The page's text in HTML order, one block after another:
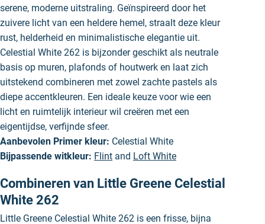
serene, moderne uitstraling. Geïnspireerd door het
zuivere licht van een heldere hemel, straalt deze kleur
rust, helderheid en minimalistische elegantie uit.
Celestial White 262 is bijzonder geschikt als neutrale
basis op muren, plafonds of houtwerk en laat zich
uitstekend combineren met zowel zachte pastels als
diepe accentkleuren. Een ideale keuze voor wie een
licht en ruimtelijk interieur wil creëren met een
eigentijdse, verfijnde sfeer.
Aanbevolen Primer kleur: Celestial White
Bijpassende witkleur: Flint and Loft White
Combineren van Little Greene Celestial
White 262
Little Greene Celestial White 262 is een frisse, bijna